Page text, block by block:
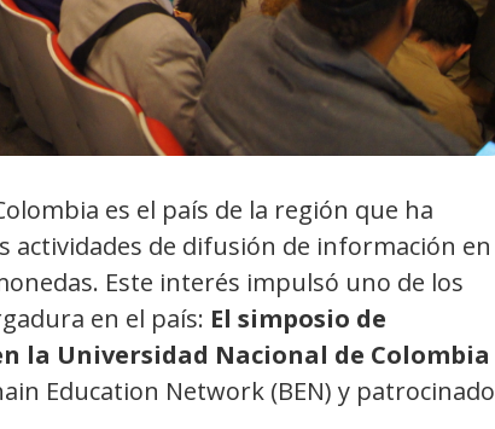
es el país de la región que ha
actividades de difusión de información en
Este interés impulsó uno de los
en el país: El simposio de
la Universidad Nacional de Colombia
Education Network (BEN) y patrocinado